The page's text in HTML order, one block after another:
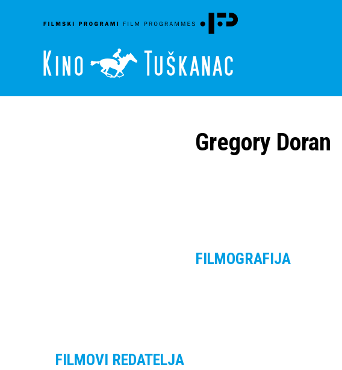
Gregory Doran
FILMOGRAFIJA
FILMOVI REDATELJA